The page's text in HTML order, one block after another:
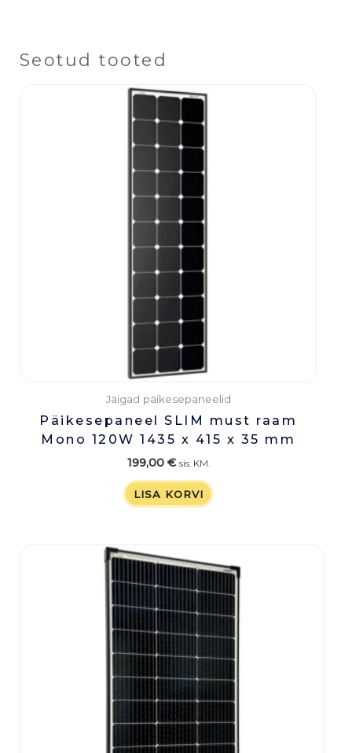
Seotud tooted
Jäigad päikesepaneelid
Päikesepaneel SLIM must raam
Mono 120W 1435 x 415 x 35 mm
199,00 € sis. KM.
LISA KORVI